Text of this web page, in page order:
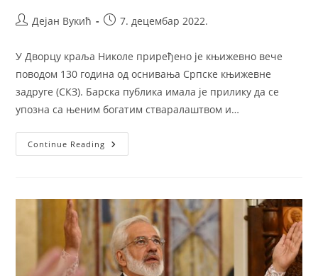
PostДејан Вукић
Post7. децембар 2022.
У Дворцу краља Николе приређено је књижевно вече
поводом 130 година од оснивања Српске књижевне
задруге (СКЗ). Барска публика имала је прилику да се
упозна са њеним богатим стваралаштвом и…
Continue Reading Бар:
Књижевно
Од
Оснивања
Српске
Књижевне
Задруге